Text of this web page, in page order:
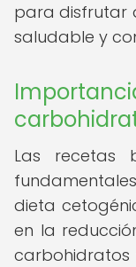
para disfrutar
saludable y
Las recetas
dieta
en la
carbohidratos